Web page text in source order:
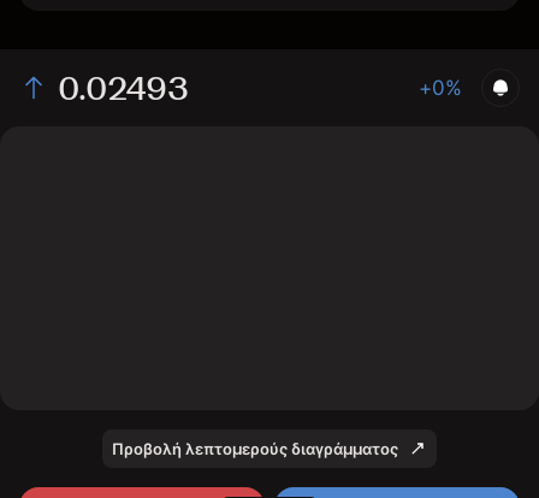
0.02493 +0%
Προβολή λεπτομερούς διαγράμματος